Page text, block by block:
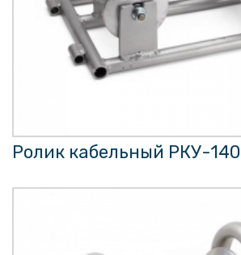
Ролик кабельный РКУ-140